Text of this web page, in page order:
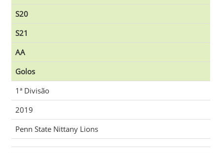
S20
S21
AA
Golos
1ª Divisão
2019
Penn State Nittany Lions